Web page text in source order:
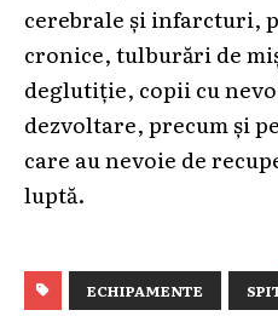
cerebrale și infarcturi,
cronice, tulburări de
deglutiție, copii cu
dezvoltare, precum și
care au nevoie de
luptă.
ECHIPAMENTE